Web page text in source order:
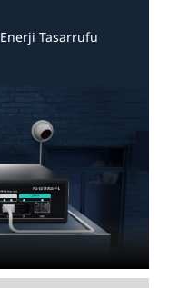
Enerji Tasarrufu